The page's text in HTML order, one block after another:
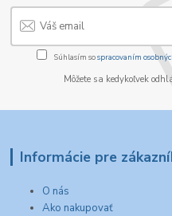
Súhlasím sospracovaním
Môžete sa kedykoľvek
Informácie pre
O nás
Ako nakupovať